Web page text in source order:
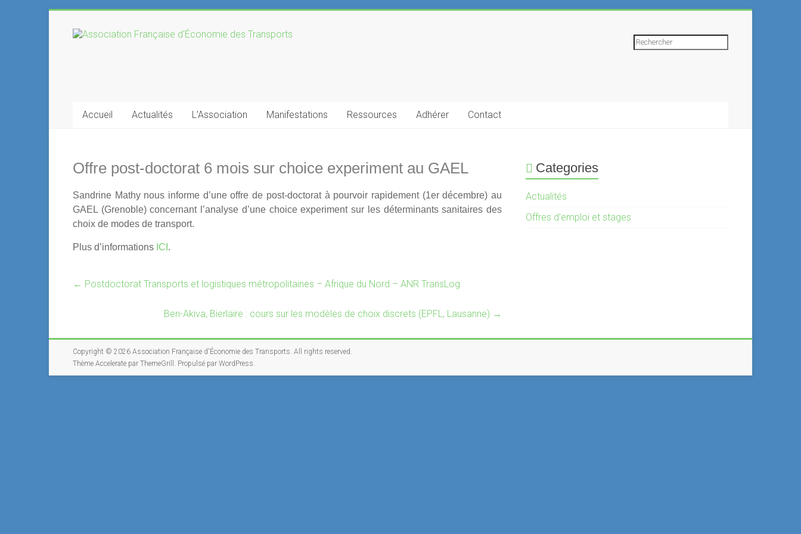
contentAssociation
des
Accueil Actualités L’Association Manifestations Ressources Adhérer Contact
Offre post-doctorat 6 mois sur choice experiment au GAEL
Sandrine Mathy nous informe d’une offre de post-doctorat à pourvoir rapidement (1er décembre) au
GAEL (Grenoble) concernant l’analyse d’une choice experiment sur les déterminants sanitaires des
choix de modes de transport.
Plus d’informations ICI .
← Postdoctorat Transports et logistiques métropolitaines – Afrique du Nord – ANR TransLog
Ben-Akiva, Bierlaire : cours sur les modèles de choix discrets (EPFL, Lausanne) →
Categories
Actualités
Offres d’emploi et stages
Copyright © 2026 Association Française d'Économie des Transports. All rights reserved.
Thème Accelerate par ThemeGrill. Propulsé par WordPress.